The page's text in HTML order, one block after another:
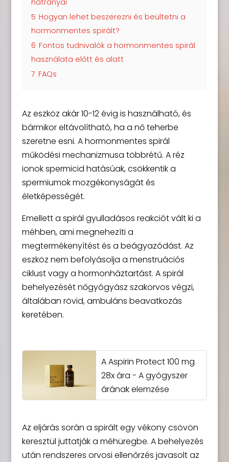
5 Hogyan lehet beszerezni és beültetni a
hormonmentes spirált?
6 Fontos tudnivalók a hormonmentes spirál
használata előtt és alatt
7 FAQs
Az eszköz akár 10-12 évig is használható, és
bármikor eltávolítható, ha a nő teherbe
szeretne esni. A hormonmentes spirál
működési mechanizmusa többrétű. A réz
ionok spermicid hatásúak, csökkentik a
spermiumok mozgékonyságát és
életképességét.
Emellett a spirál gyulladásos reakciót vált ki a
méhben, ami megnehezíti a
megtermékenyítést és a beágyazódást. Az
eszköz nem befolyásolja a menstruációs
ciklust vagy a hormonháztartást. A spirál
behelyezését nőgyógyász szakorvos végzi,
általában rövid, ambuláns beavatkozás
keretében.
A Aspirin Protect 100 mg
28x ára - A gyógyszer
árának elemzése
Az eljárás során a spirált egy vékony csövön
keresztül juttatják a méhüregbe. A behelyezés
után rendszeres orvosi ellenőrzés javasolt az